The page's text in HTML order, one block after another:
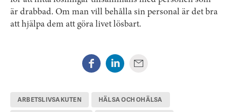
är drabbad. Om man vill behålla sin personal är det bra
att hjälpa dem att göra livet lösbart.
ARBETSLIVSAKUTEN HÄLSA OCH OHÄLSA